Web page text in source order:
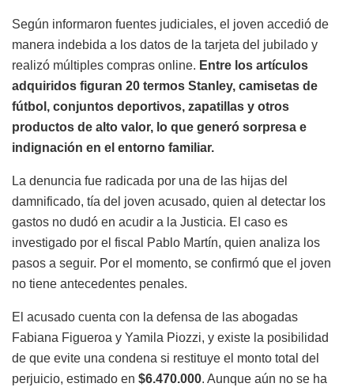
Según informaron fuentes judiciales, el joven accedió de
manera indebida a los datos de la tarjeta del jubilado y
realizó múltiples compras online. Entre los artículos
adquiridos figuran 20 termos Stanley, camisetas de
fútbol, conjuntos deportivos, zapatillas y otros
productos de alto valor, lo que generó sorpresa e
indignación en el entorno familiar.
La denuncia fue radicada por una de las hijas del
damnificado, tía del joven acusado, quien al detectar los
gastos no dudó en acudir a la Justicia. El caso es
investigado por el fiscal Pablo Martín, quien analiza los
pasos a seguir. Por el momento, se confirmó que el joven
no tiene antecedentes penales.
El acusado cuenta con la defensa de las abogadas
Fabiana Figueroa y Yamila Piozzi, y existe la posibilidad
de que evite una condena si restituye el monto total del
perjuicio, estimado en $6.470.000. Aunque aún no se ha